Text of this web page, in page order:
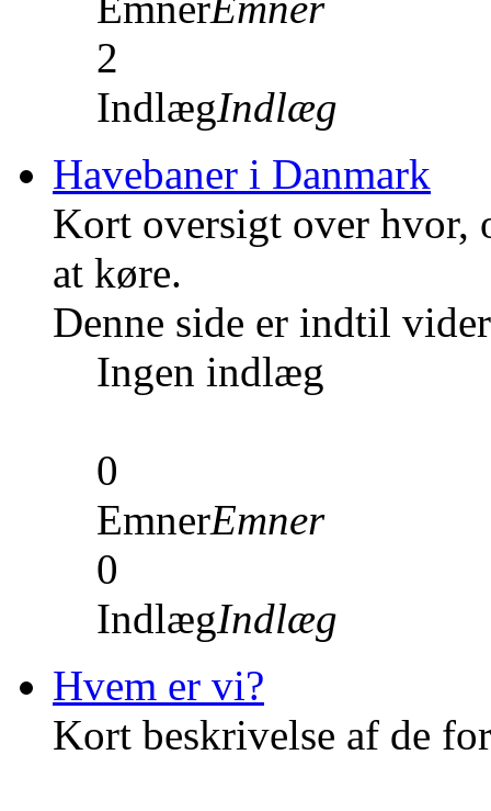
2
IndlægIndlæg
Havebaner i Danmark
Kort oversigt over hvor,
at køre.
Denne side er indtil
Ingen indlæg
0
EmnerEmner
0
IndlægIndlæg
Hvem er vi?
Kort beskrivelse af de